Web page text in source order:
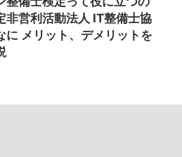
非営利活動法人 IT整備士協
に メリット、デメリットを